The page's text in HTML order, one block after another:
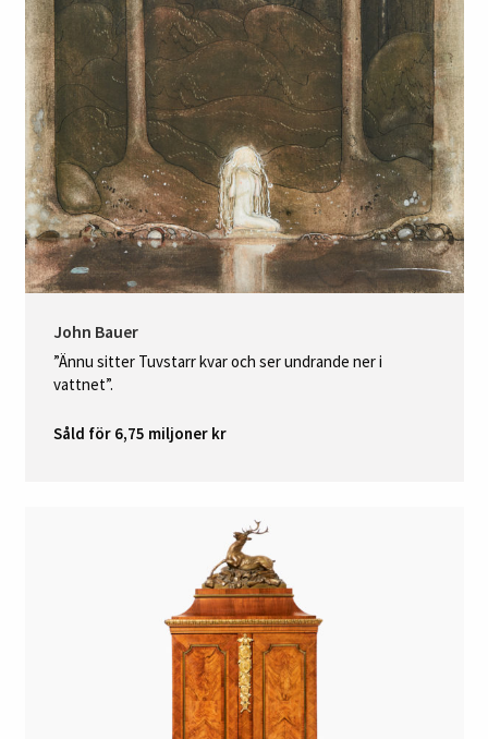
John Bauer
”Ännu sitter Tuvstarr kvar och ser undrande ner i
vattnet”.
Såld för 6,75 miljoner kr